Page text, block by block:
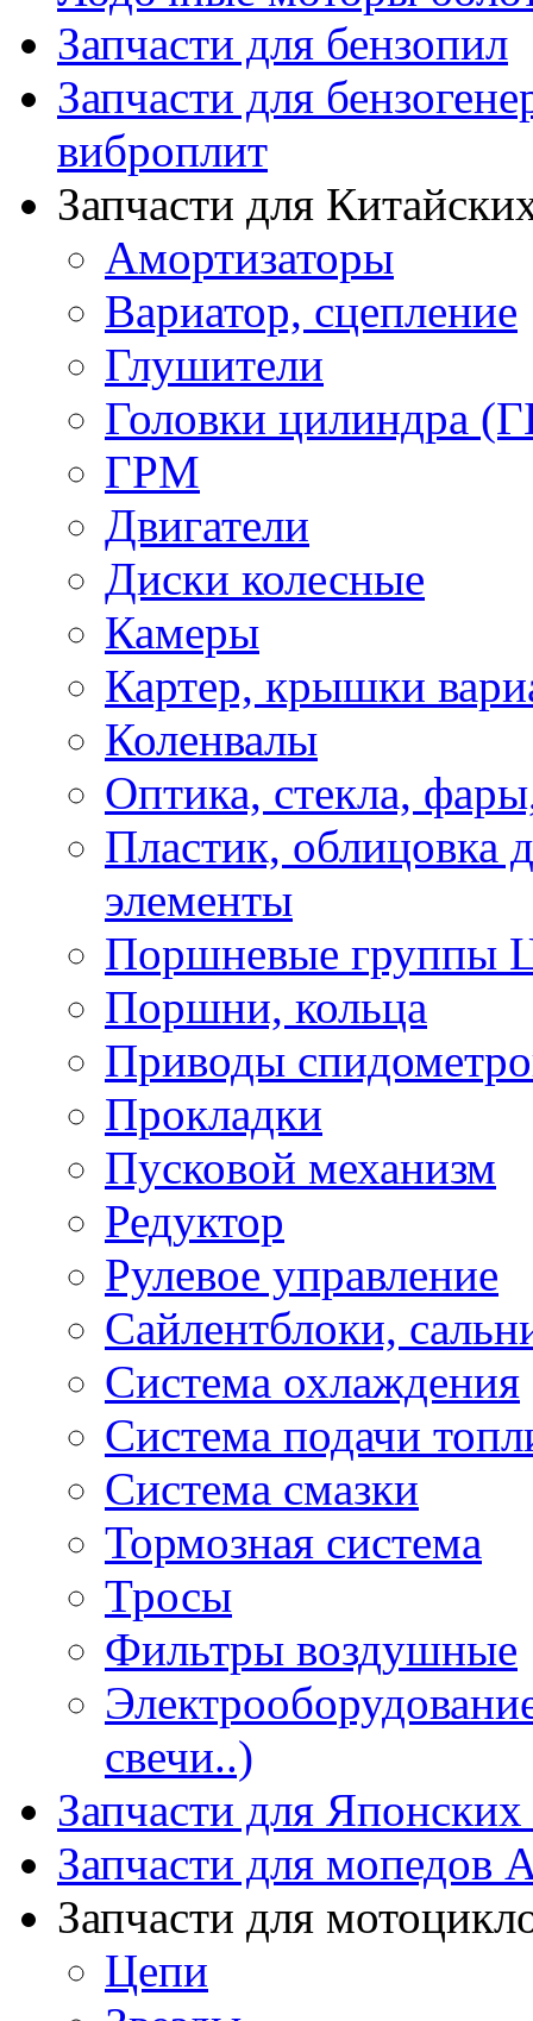
Запчасти для бензопил
Запчасти для
виброплит
Запчасти для
Амортизаторы
Вариатор, сцепление
Глушители
Головки цилиндра
ГРМ
Двигатели
Диски колесные
Камеры
Картер, крышки
Коленвалы
Оптика, стекла,
Пластик, облицовка
элементы
Поршневые группы
Поршни, кольца
Приводы
Прокладки
Пусковой механизм
Редуктор
Рулевое управление
Сайлентблоки,
Система охлаждения
Система подачи
Система смазки
Тормозная система
Тросы
Фильтры воздушные
свечи..)
Запчасти для Японских
Запчасти для мопедов
Запчасти для
Цепи